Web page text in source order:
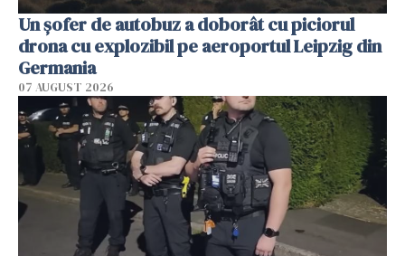
Un șofer de autobuz a doborât cu piciorul
drona cu explozibil pe aeroportul Leipzig din
Germania
07 AUGUST 2026